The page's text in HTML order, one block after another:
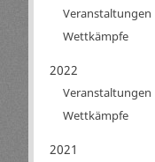
Veranstaltungen
Wettkämpfe
2022
Veranstaltungen
Wettkämpfe
2021